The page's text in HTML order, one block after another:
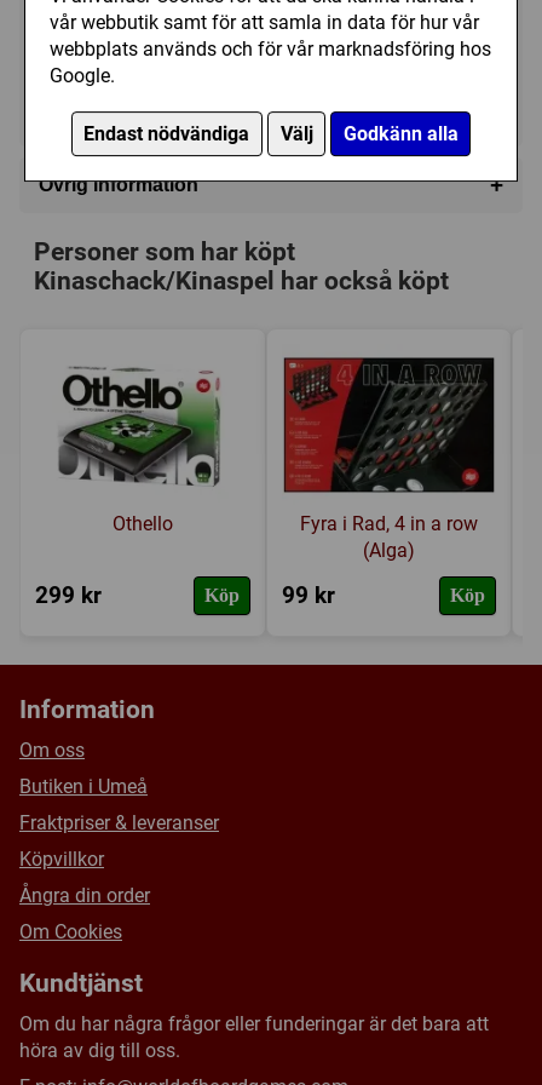
vår webbutik samt för att samla in data för hur vår
webbplats används och för vår marknadsföring hos
Google.
Endast nödvändiga Välj Godkänn alla
99 kr Utgått
Ej tillgänglig
Övrig information +
Kategori: Abstrakt strategi,Inringning
Försälj. rank: 10046/18137
Personer som har köpt
Kinaschack/Kinaspel har också köpt
Othello
299 kr Köp
Fyra i Rad, 4 in a row
(Alga)
99 kr Köp
Information
Om oss
Butiken i Umeå
Fraktpriser & leveranser
Köpvillkor
Ångra din order
Om Cookies
Kundtjänst
Om du har några frågor eller funderingar är det bara att
höra av dig till oss.